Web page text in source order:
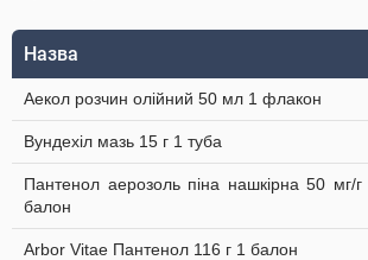
Назва
Аекол розчин олійний 50 мл 1 флакон
Вундехіл мазь 15 г 1 туба
Пантенол аерозоль піна нашкірна 50 мг/г
балон
Arbor Vitae Пантенол 116 г 1 балон